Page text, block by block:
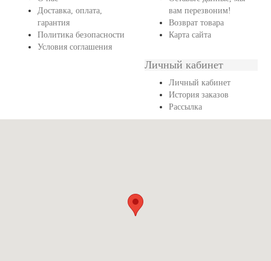
Доставка, оплата,
гарантия
Политика безопасности
Условия соглашения
вам перезвоним!
Возврат товара
Карта сайта
Личный кабинет
Личный кабинет
История заказов
Рассылка